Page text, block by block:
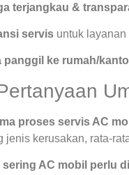
terjangkau &
servis untuk layanan
panggil ke rumah/
proses servis AC
jenis kerusakan, rata-
sering AC mobil perlu